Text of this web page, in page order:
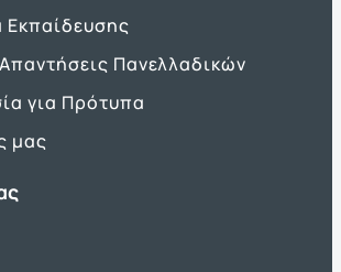
Εκπαίδευσης
Πανελλαδικών
για Πρότυπα
μας